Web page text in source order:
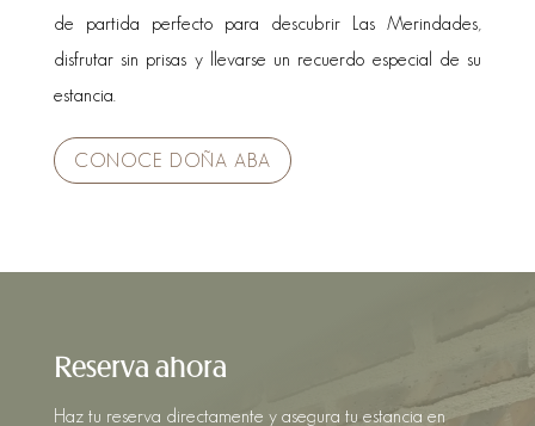
de partida perfecto para descubrir Las Merindades,
disfrutar sin prisas y llevarse un recuerdo especial de su
estancia.
CONOCE DOÑA ABA
Reserva ahora
Haz tu reserva directamente y asegura tu estancia en